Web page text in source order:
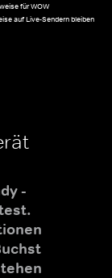
für WOW
auf Live-Sendern bleiben
-